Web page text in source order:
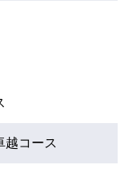
越コース